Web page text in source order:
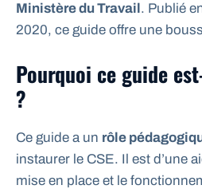
Ministère du Travail. Publié
2020, ce guide offre une
Pourquoi ce guide
?
Ce guide a un rôle
instaurer le CSE. Il est d’une
mise en place et le